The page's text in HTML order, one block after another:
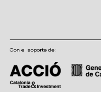
Con el soporte de: